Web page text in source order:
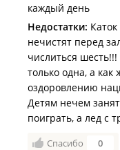
каждый день
Недостатки:
нечистят перед
числиться
только одна, а как
оздоровлению
Детям нечем
поиграть, а лед с
Спасибо 0